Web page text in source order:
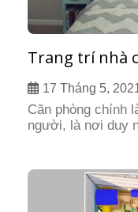
Trang trí nhà
17 Tháng 5,
Căn phòng chính
người, là nơi duy